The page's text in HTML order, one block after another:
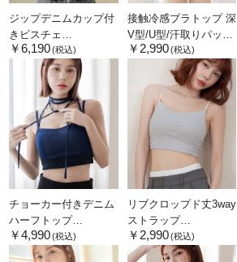
ジップデニムカップ付
きビスチェ
《BRAmone Fashion
Glamorous》
￥6,190 (税込)
接触冷感ブラトップ 深
V型/U型/汗取りパッド
付き 選べる3タイプ
《BRAmone Basic
Volume+》
￥2,990(税込)
チョーカー付きデニム
ハーフトップ
《BRAmone Fashion
Glamorous》
￥4,990 (税込)
リブクロップド丈3way
ストラップ
《BRAmone Basic
Natural》
￥2,990(税込)